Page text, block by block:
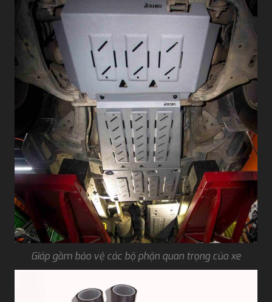
Giáp gầm bảo vệ các bộ phận quan trọng của xe